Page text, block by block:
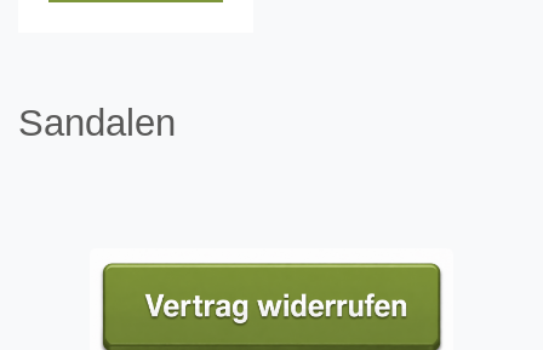
Sandalen